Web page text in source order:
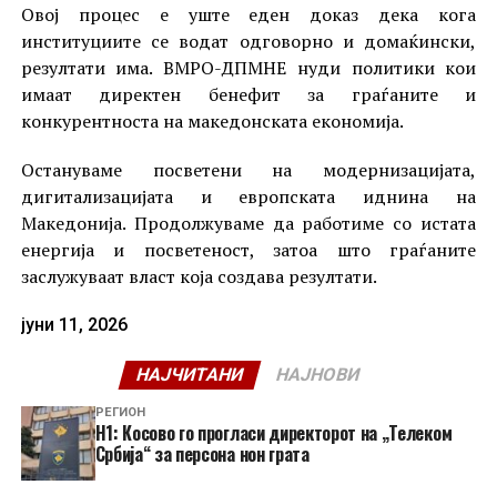
Овој процес е уште еден доказ дека кога
институциите се водат одговорно и домаќински,
резултати има. ВМРО-ДПМНЕ нуди политики кои
имаат директен бенефит за граѓаните и
конкурентноста на македонската економија.
Остануваме посветени на модернизацијата,
дигитализацијата и европската иднина на
Македонија. Продолжуваме да работиме со истата
енергија и посветеност, затоа што граѓаните
заслужуваат власт која создава резултати.
јуни 11, 2026
НАЈЧИТАНИ НАЈНОВИ
РЕГИОН
Н1: Косово го прогласи директорот на „Телеком
Србија“ за персона нон грата